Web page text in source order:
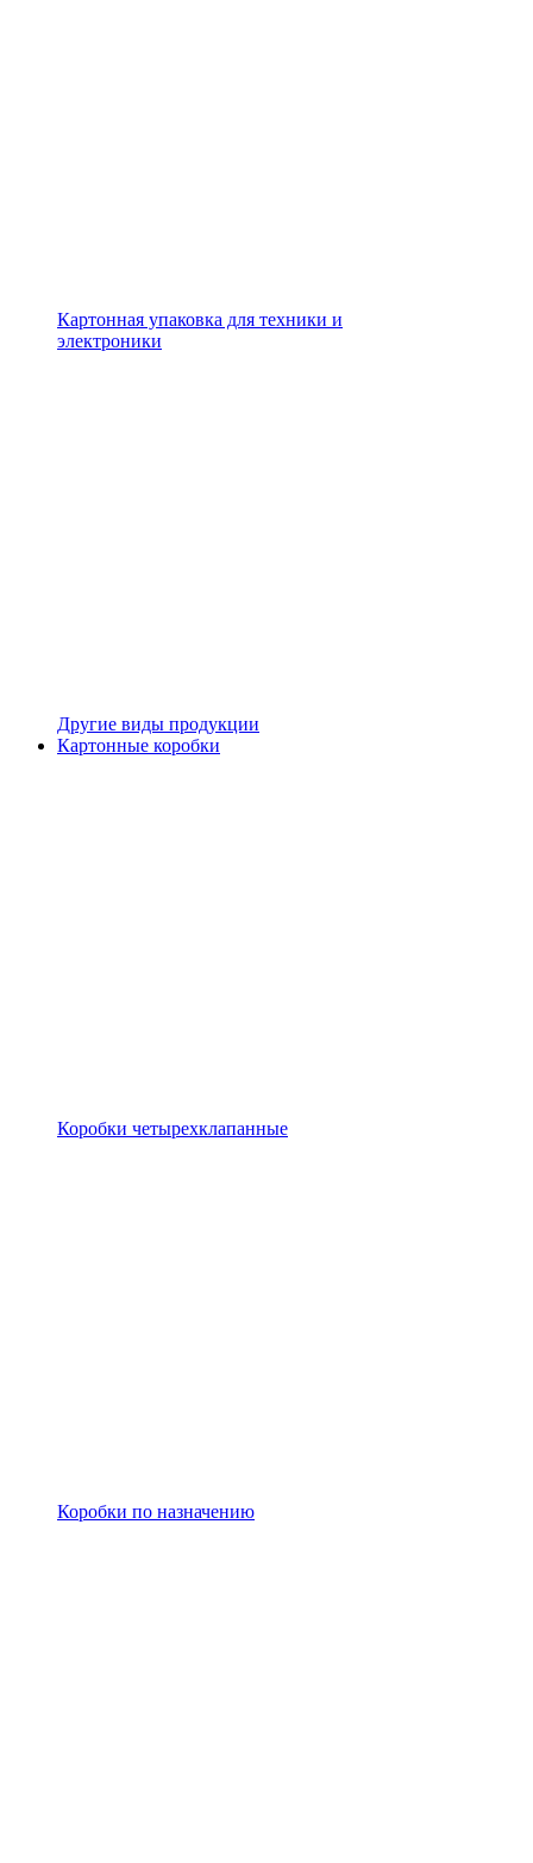
Картонная упаковка для техники и
электроники
Другие виды продукции
Картонные коробки
Коробки четырехклапанные
Коробки по назначению